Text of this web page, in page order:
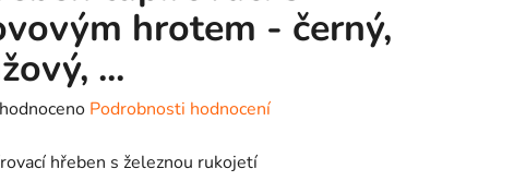
hrotem - černý,
...
Podrobnosti hodnocení
hřeben s železnou rukojetí